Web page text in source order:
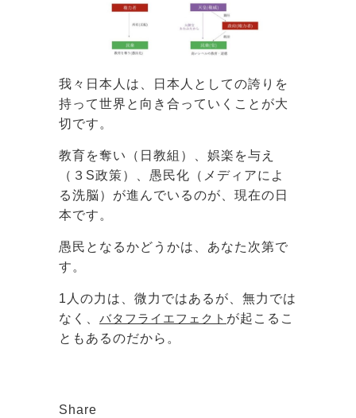
我々日本人は、日本人としての誇りを
持って世界と向き合っていくことが大
切です。
教育を奪い（日教組）、娯楽を与え
（３S政策）、愚民化（メディアによ
る洗脳）が進んでいるのが、現在の日
本です。
愚民となるかどうかは、あなた次第で
す。
1人の力は、微力ではあるが、無力では
なく、 バタフライエフェクト が起こるこ
ともあるのだから。
Share